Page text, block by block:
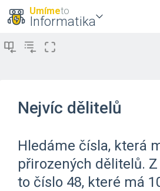
Umímeto
Informatika
Nejvíc dělitelů
Hledáme čísla, která
přirozených dělitelů.
to číslo 48, které má